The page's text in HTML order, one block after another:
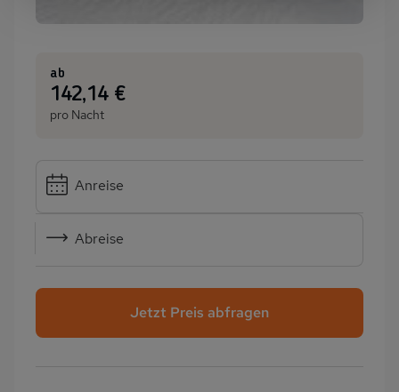
ab
:142,14 €
pro Nacht
Anreise
Abreise
Jetzt Preis abfragen